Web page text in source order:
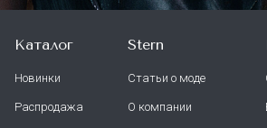
Каталог
Новинки
Распродажа
Stern
Статьи о моде
О компании